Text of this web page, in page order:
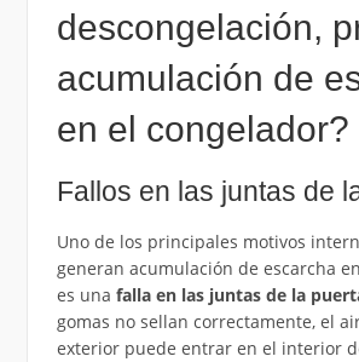
descongelación,
acumulación de
en el congelador?
Fallos en las juntas de
Uno de los principales motivos
generan acumulación de escarcha
es una falla en las juntas de la
gomas no sellan correctamente, el
exterior puede entrar en el interior